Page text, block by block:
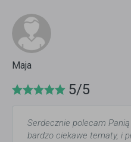
Maja
5/5
Serdecznie polecam
bardzo ciekawe tematy, i